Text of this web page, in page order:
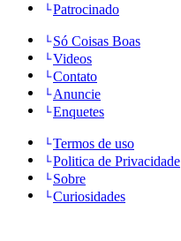
Patrocinado
Só Coisas Boas
Videos
Contato
Anuncie
Enquetes
Termos de uso
Politica de Privacidade
Sobre
Curiosidades